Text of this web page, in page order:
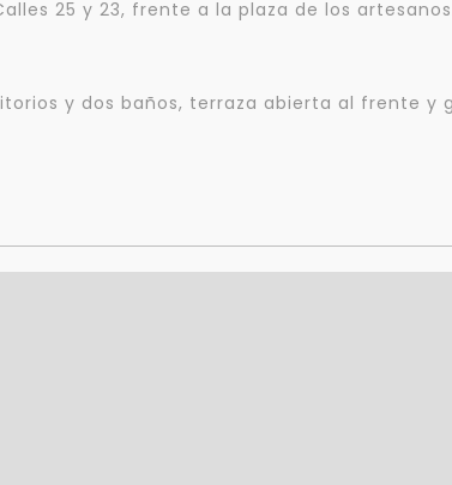
25 y 23, frente a la plaza de los
y dos baños, terraza abierta al frente y
mejor y más rápido